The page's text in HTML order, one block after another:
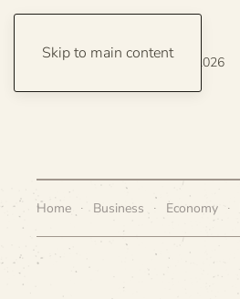
Skip to main content
Saturday, 8 August 2026
Home Business Economy